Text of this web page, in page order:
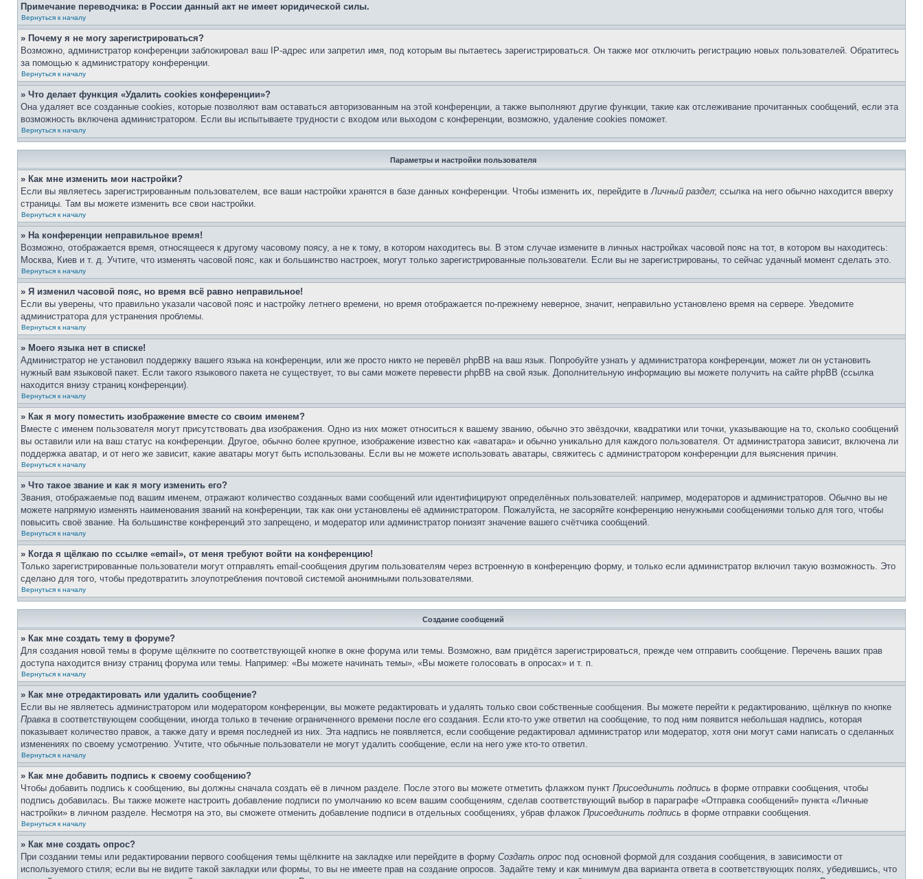
Примечание переводчика: в России данный акт не имеет юридической силы.
Вернуться к началу
» Почему я не могу зарегистрироваться?
Возможно, администратор конференции заблокировал ваш IP-адрес или запретил имя, под которым вы пытаетесь зарегистрироваться. Он также мог отключить регистрацию новых пользователей. Обратитесь
за помощью к администратору конференции.
Вернуться к началу
» Что делает функция «Удалить cookies конференции»?
Она удаляет все созданные cookies, которые позволяют вам оставаться авторизованным на этой конференции, а также выполняют другие функции, такие как отслеживание прочитанных сообщений, если эта
возможность включена администратором. Если вы испытываете трудности с входом или выходом с конференции, возможно, удаление cookies поможет.
Вернуться к началу
Параметры и настройки пользователя
» Как мне изменить мои настройки?
Если вы являетесь зарегистрированным пользователем, все ваши настройки хранятся в базе данных конференции. Чтобы изменить их, перейдите вЛичный раздел; ссылка на него обычно находится вверху
страницы. Там вы можете изменить все свои настройки.
Вернуться к началу
» На конференции неправильное время!
Возможно, отображается время, относящееся к другому часовому поясу, а не к тому, в котором находитесь вы. В этом случае измените в личных настройках часовой пояс на тот, в котором вы находитесь:
Москва, Киев и т. д. Учтите, что изменять часовой пояс, как и большинство настроек, могут только зарегистрированные пользователи. Если вы не зарегистрированы, то сейчас удачный момент сделать это.
Вернуться к началу
» Я изменил часовой пояс, но время всё равно неправильное!
Если вы уверены, что правильно указали часовой пояс и настройку летнего времени, но время отображается по-прежнему неверное, значит, неправильно установлено время на сервере. Уведомите
администратора для устранения проблемы.
Вернуться к началу
» Моего языка нет в списке!
Администратор не установил поддержку вашего языка на конференции, или же просто никто не перевёл phpBB на ваш язык. Попробуйте узнать у администратора конференции, может ли он установить
нужный вам языковой пакет. Если такого языкового пакета не существует, то вы сами можете перевести phpBB на свой язык. Дополнительную информацию вы можете получить на сайте phpBB (ссылка
находится внизу страниц конференции).
Вернуться к началу
» Как я могу поместить изображение вместе со своим именем?
Вместе с именем пользователя могут присутствовать два изображения. Одно из них может относиться к вашему званию, обычно это звёздочки, квадратики или точки, указывающие на то, сколько сообщений
вы оставили или на ваш статус на конференции. Другое, обычно более крупное, изображение известно как «аватара» и обычно уникально для каждого пользователя. От администратора зависит, включена ли
поддержка аватар, и от него же зависит, какие аватары могут быть использованы. Если вы не можете использовать аватары, свяжитесь с администратором конференции для выяснения причин.
Вернуться к началу
» Что такое звание и как я могу изменить его?
Звания, отображаемые под вашим именем, отражают количество созданных вами сообщений или идентифицируют определённых пользователей: например, модераторов и администраторов. Обычно вы не
можете напрямую изменять наименования званий на конференции, так как они установлены её администратором. Пожалуйста, не засоряйте конференцию ненужными сообщениями только для того, чтобы
повысить своё звание. На большинстве конференций это запрещено, и модератор или администратор понизят значение вашего счётчика сообщений.
Вернуться к началу
» Когда я щёлкаю по ссылке «email», от меня требуют войти на конференцию!
Только зарегистрированные пользователи могут отправлять email-сообщения другим пользователям через встроенную в конференцию форму, и только если администратор включил такую возможность. Это
сделано для того, чтобы предотвратить злоупотребления почтовой системой анонимными пользователями.
Вернуться к началу
Создание сообщений
» Как мне создать тему в форуме?
Для создания новой темы в форуме щёлкните по соответствующей кнопке в окне форума или темы. Возможно, вам придётся зарегистрироваться, прежде чем отправить сообщение. Перечень ваших прав
доступа находится внизу страниц форума или темы. Например: «Вы можете начинать темы», «Вы можете голосовать в опросах» и т. п.
Вернуться к началу
» Как мне отредактировать или удалить сообщение?
Если вы не являетесь администратором или модератором конференции, вы можете редактировать и удалять только свои собственные сообщения. Вы можете перейти к редактированию, щёлкнув по кнопке
Правка в соответствующем сообщении, иногда только в течение ограниченного времени после его создания. Если кто-то уже ответил на сообщение, то под ним появится небольшая надпись, которая
показывает количество правок, а также дату и время последней из них. Эта надпись не появляется, если сообщение редактировал администратор или модератор, хотя они могут сами написать о сделанных
изменениях по своему усмотрению. Учтите, что обычные пользователи не могут удалить сообщение, если на него уже кто-то ответил.
Вернуться к началу
» Как мне добавить подпись к своему сообщению?
Чтобы добавить подпись к сообщению, вы должны сначала создать её в личном разделе. После этого вы можете отметить флажком пункт Присоединить подпись в форме отправки сообщения, чтобы
подпись добавилась. Вы также можете настроить добавление подписи по умолчанию ко всем вашим сообщениям, сделав соответствующий выбор в параграфе «Отправка сообщений» пункта «Личные
настройки» в личном разделе. Несмотря на это, вы сможете отменить добавление подписи в отдельных сообщениях, убрав флажок Присоединить подпись в форме отправки сообщения.
Вернуться к началу
» Как мне создать опрос?
При создании темы или редактировании первого сообщения темы щёлкните на закладке или перейдите в форму Создать опрос под основной формой для создания сообщения, в зависимости от
используемого стиля; если вы не видите такой закладки или формы, то вы не имеете прав на создание опросов. Задайте тему и как минимум два варианта ответа в соответствующих полях, убедившись, что